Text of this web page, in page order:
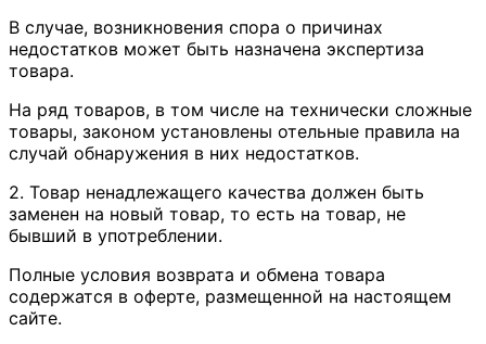
В случае, возникновения спора о причинах
недостатков может быть назначена экспертиза
товара.
На ряд товаров, в том числе на технически сложные
товары, законом установлены отельные правила на
случай обнаружения в них недостатков.
2. Товар ненадлежащего качества должен быть
заменен на новый товар, то есть на товар, не
бывший в употреблении.
Полные условия возврата и обмена товара
содержатся в оферте, размещенной на настоящем
сайте.